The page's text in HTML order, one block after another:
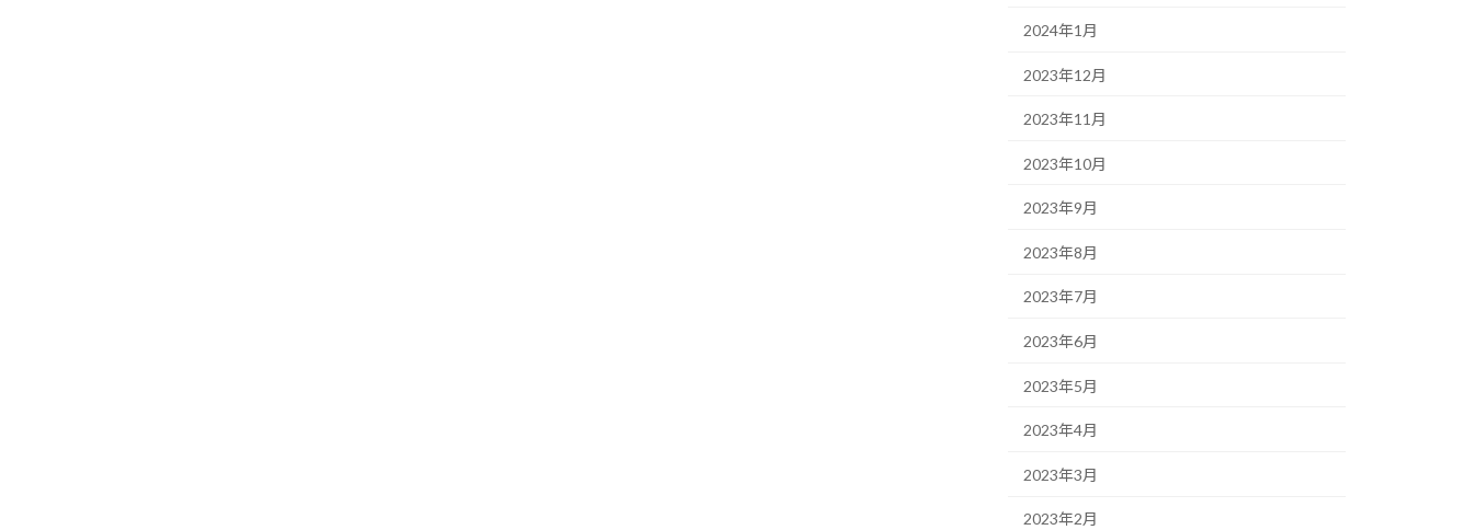
2024年1月
2023年12月
2023年11月
2023年10月
2023年9月
2023年8月
2023年7月
2023年6月
2023年5月
2023年4月
2023年3月
2023年2月